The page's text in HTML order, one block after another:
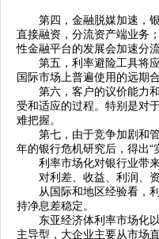
第四，金融脱媒加速，银
直接融资，分流资产端业务
性金融平台的发展会加速分
第五，利率避险工具将应
国际市场上普遍使用的远期
第六，客户的议价能力和
受和适应的过程。特别是对
难把握。
第七，由于竞争加剧和管
年的银行危机研究后，得出“
利率市场化对银行业带
对利差、收益、利润、
从国际和地区经验看，利
持净息差稳定。
东亚经济体利率市场化以
主导型，大企业主要从市场